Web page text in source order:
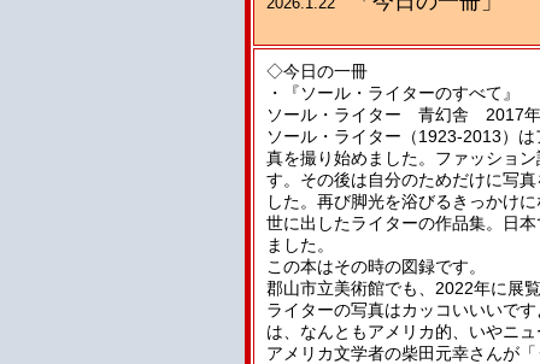
◇今日の一冊
・『ソール・ライターのすべて』
ソール・ライター 青幻舎 2017
ソール・ライター（1923-2013）
真を撮り始めました。ファッショ
す。その後は自分のためだけに写
した。再び脚光を浴びるきっかけ
世に出したライターの作品集。日
ました。
この本はその時の図録です。
郡山市立美術館でも、2022年に展
ライターの写真はカッコいいいで
は、なんともアメリカ的、いやニ
アメリカ文学者の柴田元幸さんが